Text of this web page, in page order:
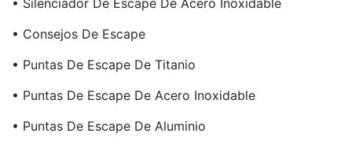
• Silenciador De Escape De Acero Inoxidable
• Consejos De Escape
• Puntas De Escape De Titanio
• Puntas De Escape De Acero Inoxidable
• Puntas De Escape De Aluminio